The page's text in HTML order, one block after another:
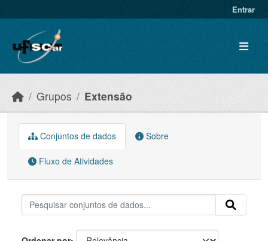
Entrar
Grupos Extensão
Conjuntos de dados Sobre
Fluxo de Atividades